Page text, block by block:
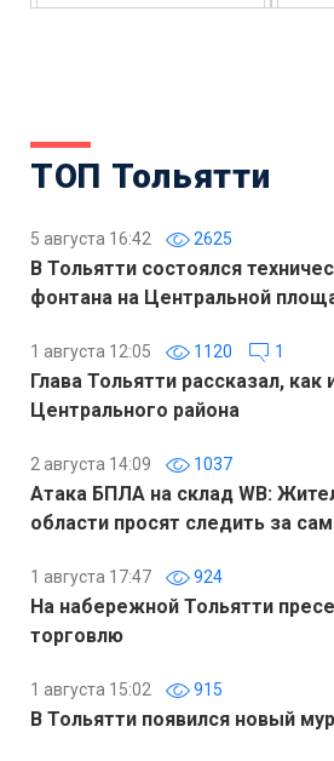
ТОП Тольятти
5 августа 16:42 2625
В Тольятти состоялся
фонтана на Центральной
1 августа 12:05 1120 1
Глава Тольятти рассказал, как
Центрального района
2 августа 14:09 1037
Атака БПЛА на склад WB:
области просят следить за
1 августа 17:47 924
На набережной Тольятти
торговлю
1 августа 15:02 915
В Тольятти появился новый